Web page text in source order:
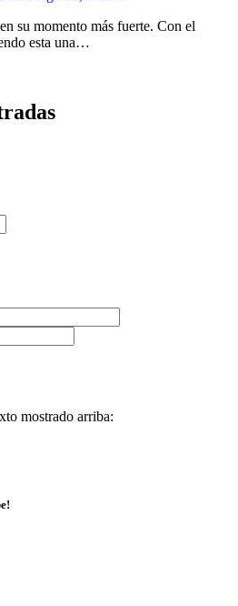
su momento más fuerte. Con el
esta una…
mostrado arriba: